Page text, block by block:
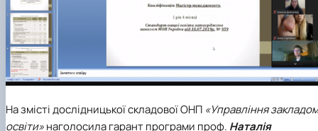
На змісті дослідницької складової ОНП «Управління закладом
освіти»наголосила гарант програми проф. Наталія